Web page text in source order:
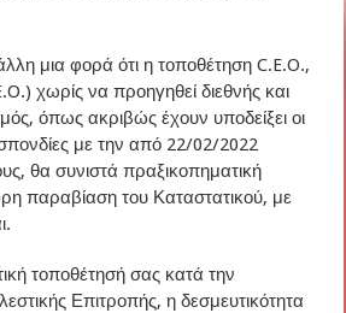
μια φορά ότι η τοποθέτηση C.E.O.,
χωρίς να προηγηθεί διεθνής και
όπως ακριβώς έχουν υποδείξει οι
με την από 22/02/2022
θα συνιστά πραξικοπηματική
παραβίαση του Καταστατικού, με
τοποθέτησή σας κατά την
Επιτροπής, η δεσμευτικότητα